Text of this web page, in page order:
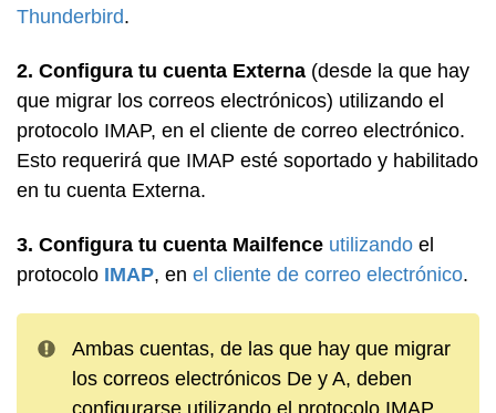
Thunderbird.
2. Configura tu cuenta Externa (desde la que hay
que migrar los correos electrónicos) utilizando el
protocolo IMAP, en el cliente de correo electrónico.
Esto requerirá que IMAP esté soportado y habilitado
en tu cuenta Externa.
3. Configura tu cuenta Mailfence utilizando el
protocolo IMAP, en el cliente de correo electrónico.
Ambas cuentas, de las que hay que migrar
los correos electrónicos De y A, deben
configurarse utilizando el protocolo IMAP